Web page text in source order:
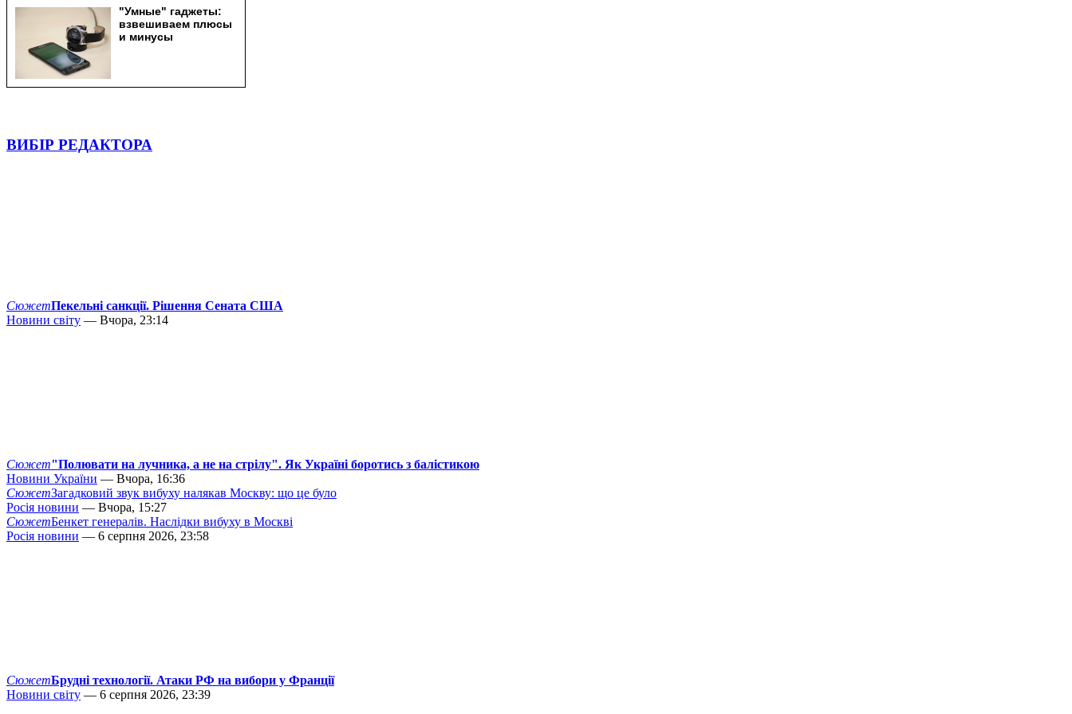
ВИБІР РЕДАКТОРА
СюжетПекельні санкції. Рішення Сената США
Новини світу — Вчора, 23:14
Сюжет"Полювати на лучника, а не на стрілу". Як Україні боротись з балістикою
Новини України — Вчора, 16:36
СюжетЗагадковий звук вибуху налякав Москву: що це було
Росія новини — Вчора, 15:27
СюжетБенкет генералів. Наслідки вибуху в Москві
Росія новини — 6 серпня 2026, 23:58
СюжетБрудні технології. Атаки РФ на вибори у Франції
Новини світу — 6 серпня 2026, 23:39